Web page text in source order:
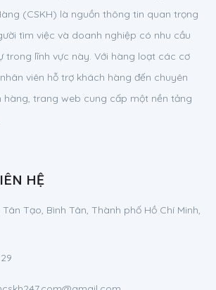
(CSKH) là nguồn thông tin quan trọng
tìm việc và doanh nghiệp có nhu cầu
trong lĩnh vực này. Với hàng loạt các cơ
viên hỗ trợ khách hàng đến chuyên
hàng, trang web cung cấp một nền tảng
HỆ
Tạo, Bình Tân, Thành phố Hồ Chí Minh,